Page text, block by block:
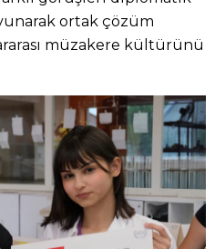
ortak çözüm
müzakere kültürünü